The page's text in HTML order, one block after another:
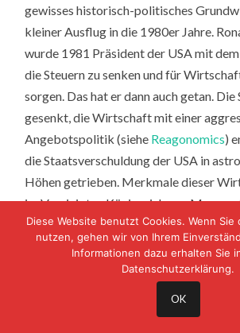
gewisses historisch-politisches
kleiner Ausflug in die 1980er Jahre.
wurde 1981 Präsident der USA mit
die Steuern zu senken und für
sorgen. Das hat er dann auch getan.
gesenkt, die Wirtschaft mit einer
Angebotspolitik (siehe Reagonomics)
die Staatsverschuldung der USA in
Höhen getrieben. Merkmale dieser
im Vereinigten Königreich von
ähnlicher Form (siehe Thatcherismus)
ein schlanker Staat, Rückbau des
Betrachtung des Arbeitsmarktes nach
Diese Website benutzt Cookies. Wenn
nutzen, gehen wir von Ihrem
Informationen dazu erhalten Sie
Datenschutzerklärung.
OK